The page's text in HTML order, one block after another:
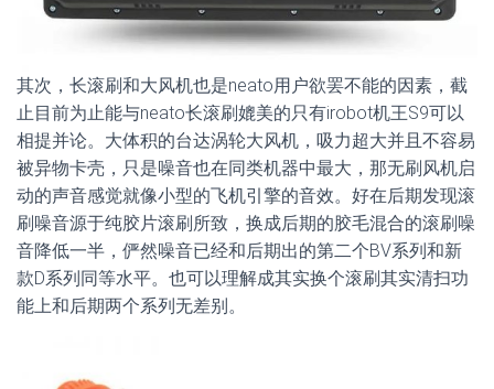
其次，长滚刷和大风机也是neato用户欲罢不能的因素，截
止目前为止能与neato长滚刷媲美的只有irobot机王S9可以
相提并论。大体积的台达涡轮大风机，吸力超大并且不容易
被异物卡壳，只是噪音也在同类机器中最大，那无刷风机启
动的声音感觉就像小型的飞机引擎的音效。好在后期发现滚
刷噪音源于纯胶片滚刷所致，换成后期的胶毛混合的滚刷噪
音降低一半，俨然噪音已经和后期出的第二个BV系列和新
款D系列同等水平。也可以理解成其实换个滚刷其实清扫功
能上和后期两个系列无差别。